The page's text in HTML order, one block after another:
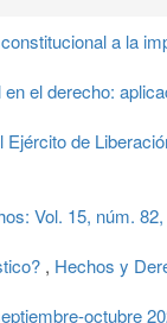
a la
el derecho:
de
Vol. 15, núm.
, Hechos y
octubre